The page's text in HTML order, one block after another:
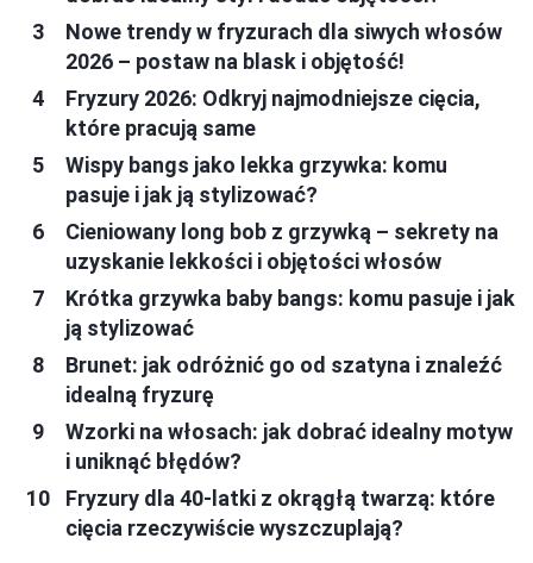
Nowe trendy w fryzurach dla siwych włosów
2026 – postaw na blask i objętość!
Fryzury 2026: Odkryj najmodniejsze cięcia,
które pracują same
Wispy bangs jako lekka grzywka: komu
pasuje i jak ją stylizować?
Cieniowany long bob z grzywką – sekrety na
uzyskanie lekkości i objętości włosów
Krótka grzywka baby bangs: komu pasuje i jak
ją stylizować
Brunet: jak odróżnić go od szatyna i znaleźć
idealną fryzurę
Wzorki na włosach: jak dobrać idealny motyw
i uniknąć błędów?
Fryzury dla 40-latki z okrągłą twarzą: które
cięcia rzeczywiście wyszczuplają?